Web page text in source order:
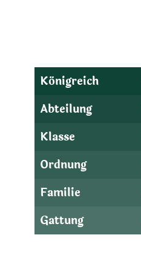
Königreich
Abteilung
Klasse
Ordnung
Familie
Gattung